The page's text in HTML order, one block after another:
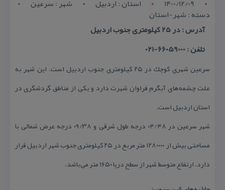
1400/12/09
استان : اردبيل شهر : سرعين
دسته : شهر-استان
آدرس : در ۲۵ كیلومتری جنوب اردبیل
تلفن : 66059000-021
سرعین شهری كوچك در ۲۵ كیلومتری جنوب اردبیل است. این شهر به
علت چشمه‌های آبگرم فراوان شهرت دارد و یكی از مناطق گردشگری در
استان اردبیل است.
شهر سرعین در ۰۴/۴۸ درجه طول شرقی و ۰۹/۳۸ درجه عرض شمالی با
مساحتی بیش از ۱۲۸۰۰۰۰ متر مربع در ۲۵ كیلومتری جنوب شهر اردبیل قرار
دارد. ارتفاع متوسط شهر از سطح دریا ۱۶۵۰ متر می‌باشد.